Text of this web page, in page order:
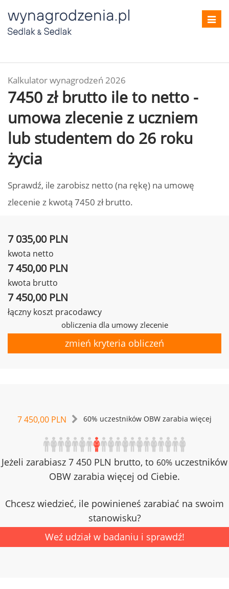
Kalkulator wynagrodzeń 2026
7450 zł brutto ile to netto -
umowa zlecenie z uczniem
lub studentem do 26 roku
życia
Sprawdź, ile zarobisz netto (na rękę) na umowę
zlecenie z kwotą 7450 zł brutto.
7 035,00 PLN
kwota netto
7 450,00 PLN
kwota brutto
7 450,00 PLN
łączny koszt pracodawcy
obliczenia dla umowy zlecenie
zmień kryteria obliczeń
7 450,00 PLN 60% uczestników OBW zarabia więcej
Jeżeli zarabiasz 7 450 PLN brutto, to 60% uczestników
OBW zarabia więcej od Ciebie.
Chcesz wiedzieć, ile powinieneś zarabiać na swoim
stanowisku?
Weź udział w badaniu i sprawdź!